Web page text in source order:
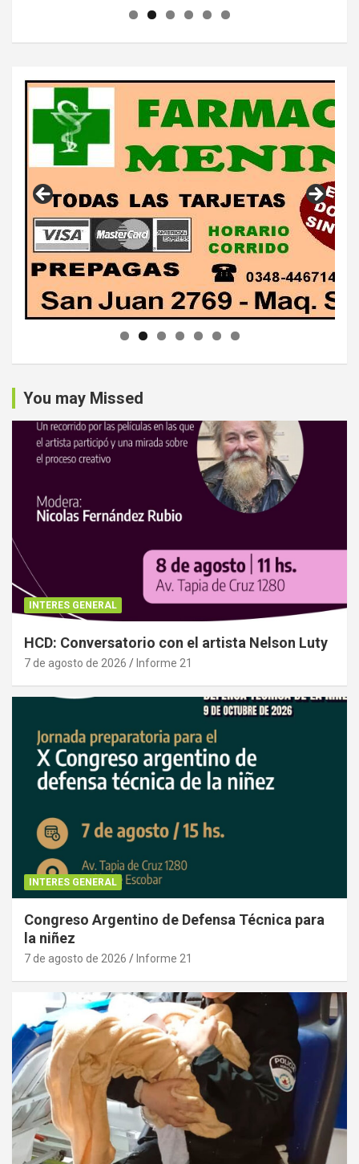
You may Missed
INTERES GENERAL
HCD: Conversatorio con el artista Nelson Luty
7 de agosto de 2026 Informe 21
INTERES GENERAL
Congreso Argentino de Defensa Técnica para
la niñez
7 de agosto de 2026 Informe 21